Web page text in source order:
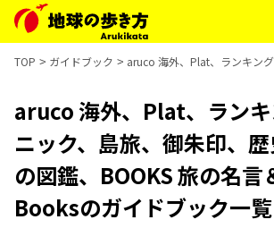
TOP ガイドブック aruco 海外、Plat、ランキン
aruco 海外、Plat、ラン
ニック、島旅、御朱印、
の図鑑、BOOKS 旅の名言
Booksのガイドブック一覧